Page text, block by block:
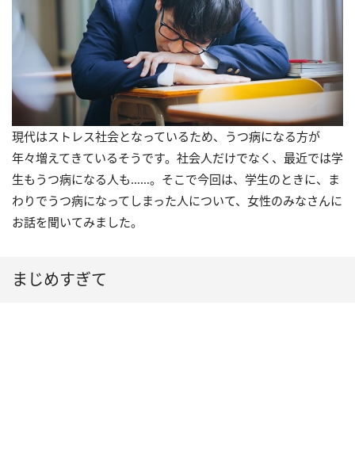
現代はストレス社会となっているため、うつ病になる方が
年々増えてきているそうです。社会人だけでなく、最近では学
生もうつ病になる人も……。そこで今回は、学生のときに、ま
わりでうつ病になってしまった人について、女性のみなさんに
お話を聞いてみました。
まじめすぎて